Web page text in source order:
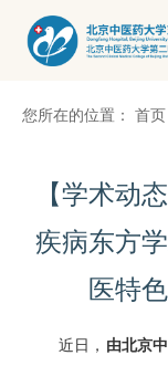
您所在的位置： 首页
【学术动
疾病东方
医特
近日， 由北京